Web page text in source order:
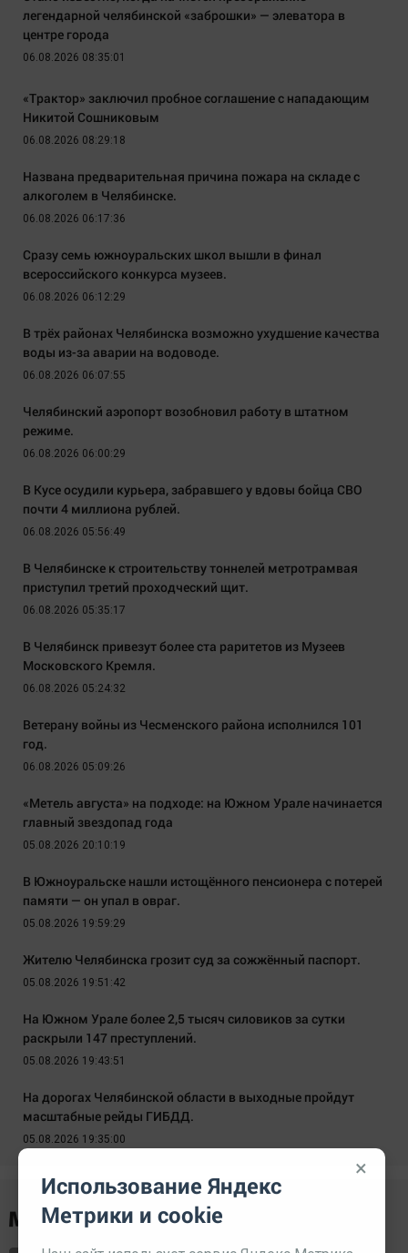
легендарной челябинской «заброшки» — элеватора в
центре города
06.08.2026 08:35:01
«Трактор» заключил пробное соглашение с нападающим
Никитой Сошниковым
06.08.2026 08:29:18
Названа предварительная причина пожара на складе с
алкоголем в Челябинске.
06.08.2026 06:17:36
Сразу семь южноуральских школ вышли в финал
всероссийского конкурса музеев.
06.08.2026 06:12:29
В трёх районах Челябинска возможно ухудшение качества
воды из-за аварии на водоводе.
06.08.2026 06:07:55
Челябинский аэропорт возобновил работу в штатном
режиме.
06.08.2026 06:00:29
В Кусе осудили курьера, забравшего у вдовы бойца СВО
почти 4 миллиона рублей.
06.08.2026 05:56:49
В Челябинске к строительству тоннелей метротрамвая
приступил третий проходческий щит.
06.08.2026 05:35:17
В Челябинск привезут более ста раритетов из Музеев
Московского Кремля.
06.08.2026 05:24:32
Ветерану войны из Чесменского района исполнился 101
год.
06.08.2026 05:09:26
«Метель августа» на подходе: на Южном Урале начинается
главный звездопад года
05.08.2026 20:10:19
В Южноуральске нашли истощённого пенсионера с потерей
памяти — он упал в овраг.
05.08.2026 19:59:29
Жителю Челябинска грозит суд за сожжённый паспорт.
05.08.2026 19:51:42
На Южном Урале более 2,5 тысяч силовиков за сутки
раскрыли 147 преступлений.
05.08.2026 19:43:51
На дорогах Челябинской области в выходные пройдут
масштабные рейды ГИБДД.
05.08.2026 19:35:00
×
Использование Яндекс
Метрики и cookie